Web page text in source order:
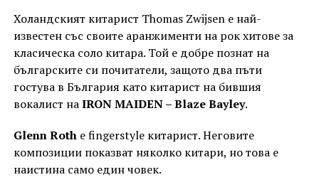
Холандският китарист Thomas Zwijsen е най-
известен със своите аранжименти на рок хитове за
класическа соло китара. Той е добре познат на
българските си почитатели, защото два пъти
гостува в България като китарист на бившия
вокалист наIRON MAIDEN – Blaze Bayley.
Glenn Roth е fingerstyle китарист. Неговите
композиции показват няколко китари, но това е
наистина само един човек.